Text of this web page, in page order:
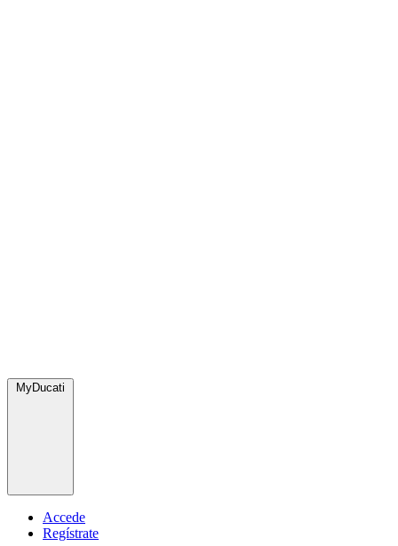
MyDucati
Accede
Regístrate